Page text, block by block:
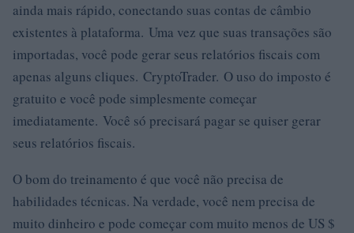
ainda mais rápido, conectando suas contas de câmbio
existentes à plataforma. Uma vez que suas transações são
importadas, você pode gerar seus relatórios fiscais com
apenas alguns cliques. CryptoTrader. O uso do imposto é
gratuito e você pode simplesmente começar
imediatamente. Você só precisará pagar se quiser gerar
seus relatórios fiscais.
O bom do treinamento é que você não precisa de
habilidades técnicas. Na verdade, você nem precisa de
muito dinheiro e pode começar com muito menos de US $